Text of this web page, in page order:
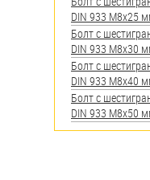
Пробки
Саморезы и
Стопорные
DIN 933 М8х25
Болт с
DIN 933 М8х30
Болт с
DIN 933 М8х40
Болт с
DIN 933 М8х50